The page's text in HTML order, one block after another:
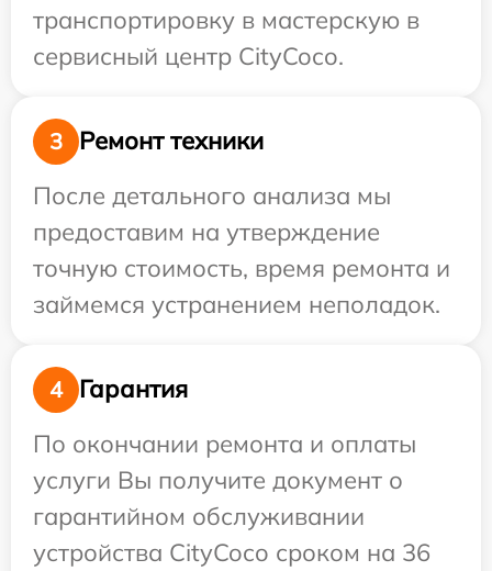
транспортировку в мастерскую в
сервисный центр CityCoco.
3
Ремонт техники
После детального анализа мы
предоставим на утверждение
точную стоимость, время ремонта и
займемся устранением неполадок.
4
Гарантия
По окончании ремонта и оплаты
услуги Вы получите документ о
гарантийном обслуживании
устройства CityCoco сроком на 36